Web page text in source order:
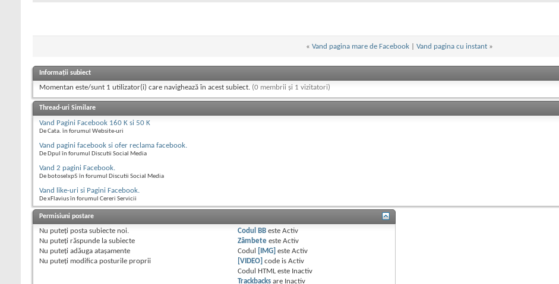
« Vand pagina mare de Facebook| Vand pagina cu instant »
Informații subiect
Momentan este/sunt 1 utilizator(i) care navighează în acest subiect. (0 membrii și 1 vizitatori)
Thread-uri Similare
Vand Pagini Facebook 160 K si 50 K
De Cata. în forumul Website-uri
Vand pagini facebook si ofer reclama facebook.
De Dpul în forumul Discutii Social Media
Vand 2 pagini Facebook.
De botoselxp5 în forumul Discutii Social Media
Vand like-uri si Pagini Facebook.
De xFlavius în forumul Cereri Servicii
Permisiuni postare
Nu puteţi posta subiecte noi.
Nu puteţi răspunde la subiecte
Nu puteţi adăuga ataşamente
Nu puteţi modifica posturile proprii
Codul BB esteActiv
Zâmbete esteActiv
Codul
[IMG] esteActiv
[VIDEO] code isActiv
Codul HTML este Inactiv
Trackbacks are Inactiv